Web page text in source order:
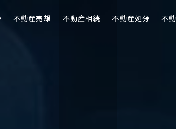
不動産売却 不動産相続 不動産処分 不